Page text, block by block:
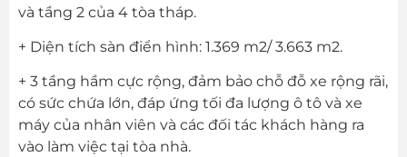
và tầng 2 của 4 tòa tháp.
+ Diện tích sàn điển hình: 1.369 m2/ 3.663 m2.
+ 3 tầng hầm cực rộng, đảm bảo chỗ đỗ xe rộng rãi,
có sức chứa lớn, đáp ứng tối đa lượng ô tô và xe
máy của nhân viên và các đối tác khách hàng ra
vào làm việc tại tòa nhà.